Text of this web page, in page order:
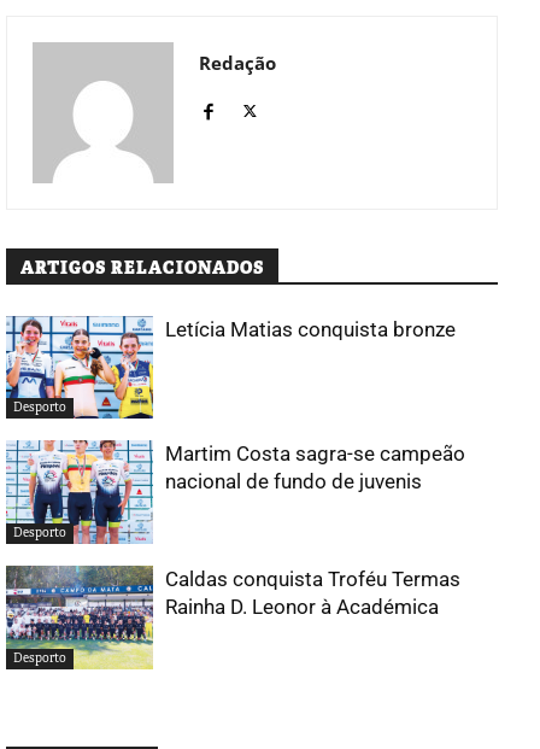
Redação
ARTIGOS RELACIONADOS
Desporto
Letícia Matias conquista bronze
Desporto
Martim Costa sagra-se campeão
nacional de fundo de juvenis
Desporto
Caldas conquista Troféu Termas
Rainha D. Leonor à Académica